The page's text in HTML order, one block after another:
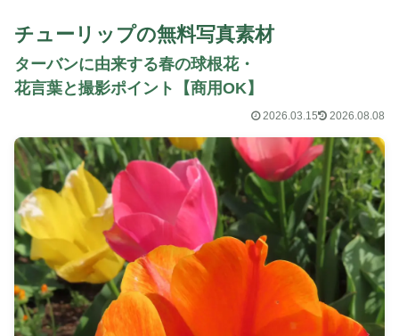
チューリップの無料写真素材
ターバンに由来する春の球根花・
花言葉と撮影ポイント【商用OK】
2026.03.15 2026.08.08